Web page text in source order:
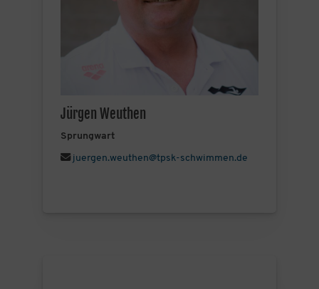
Jürgen Weuthen
Sprungwart
juergen.weuthen@tpsk-schwimmen.de